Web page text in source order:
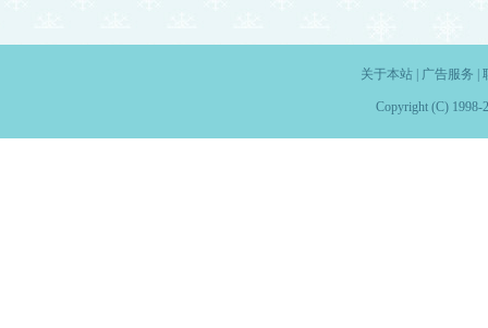
关于本站| 广告服务
Copyright (C) 1998-